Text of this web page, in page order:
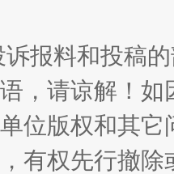
报料和投稿
，请谅解！
位版权和其它
有权先行撤